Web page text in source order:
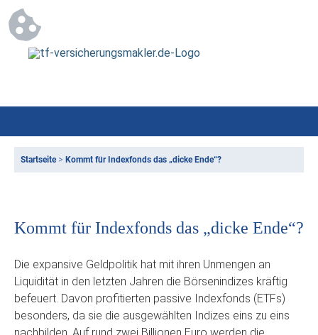
Startseite> Kommt für Indexfonds das „dicke Ende“?
Kommt für Indexfonds das „dicke Ende“?
Die expansive Geldpolitik hat mit ihren Unmengen an
Liquidität in den letzten Jahren die Börsenindizes kräftig
befeuert. Davon profitierten passive Indexfonds (ETFs)
besonders, da sie die ausgewählten Indizes eins zu eins